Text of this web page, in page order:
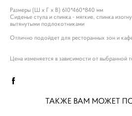
Размеры (Ш х Г х В) 610*460*840 мм
Сиденье стула и спинка - мягкие, спинка
вытянутыми подлокотниками
Отлично подойдет для ресторанных зон и
Цена изменяется в зависимости от выбранной
ТАКЖЕ ВАМ МОЖЕТ